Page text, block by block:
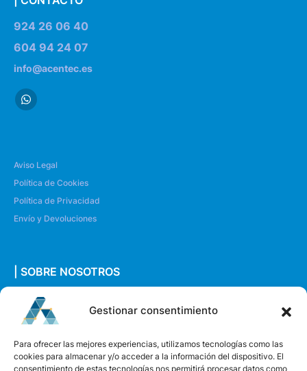
Gestionar consentimiento
Para ofrecer las mejores experiencias, utilizamos tecnologías como las
cookies para almacenar y/o acceder a la información del dispositivo. El
consentimiento de estas tecnologías nos permitirá procesar datos como
924 26 06 40
604 94 24 07
info@acentec.es
Aviso Legal
Política de Cookies
Política de Privacidad
Envío y Devoluciones
| SOBRE NOSOTROS
Quiénes somos
Envíanos un mensaje